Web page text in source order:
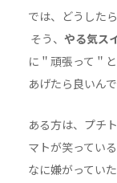
では、どうしたら
そう、やる気ス
に＂頑張って＂
あげたら良いん
ある方は、プチ
マトが笑ってい
なに嫌がってい